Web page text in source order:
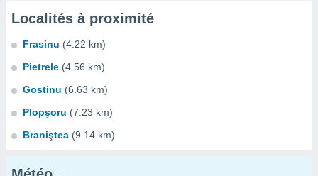
Localités à proximité
Frasinu (4.22 km)
Pietrele (4.56 km)
Gostinu (6.63 km)
Plopşoru (7.23 km)
Braniştea (9.14 km)